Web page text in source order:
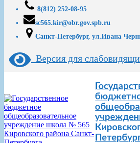
8(812) 252-08-95
sc565.kir@obr.gov.spb.ru
Санкт-Петербург, ул.Ивана
Версия для